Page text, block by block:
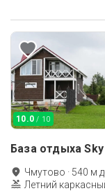
10.0 / 10
База отдыха
Чмутово · 540 м
Летний